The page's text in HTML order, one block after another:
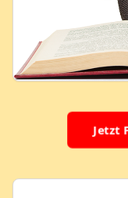
Jetzt